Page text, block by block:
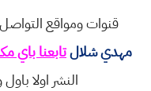
قنوات ومواقع
مهدي شلالتابعنا باي
النشر اولا